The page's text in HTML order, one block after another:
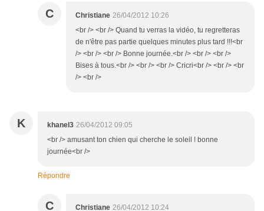
C Christiane 26/04/2012 10:26
<br /> <br /> Quand tu verras la vidéo, tu regretteras
de n'être pas partie quelques minutes plus tard !!!<br
/> <br /> <br /> Bonne journée.<br /> <br /> <br />
Bises à tous.<br /> <br /> <br /> Cricri<br /> <br /> <br
/> <br />
K khanel3 26/04/2012 09:05
<br /> amusant ton chien qui cherche le soleil ! bonne
journée<br />
Répondre
C Christiane 26/04/2012 10:24